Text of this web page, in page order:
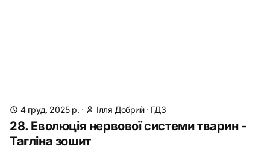
4 груд. 2025 р. · Ілля Добрий· ГДЗ
28. Еволюція нервової системи тварин -
Тагліна зошит